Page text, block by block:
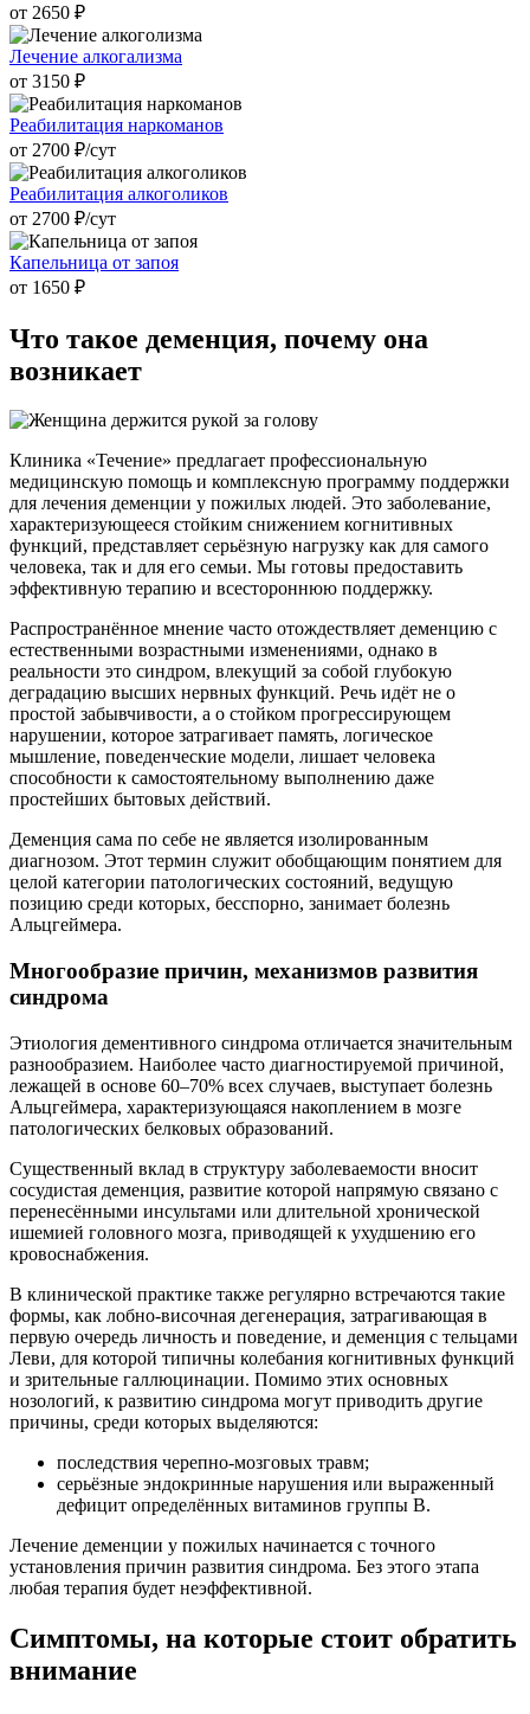
от 2650 ₽
Лечение алкогализма
от 3150 ₽
Реабилитация наркоманов
от 2700 ₽/cут
Реабилитация алкоголиков
от 2700 ₽/cут
Капельница от запоя
от 1650 ₽
Что такое деменция, почему она
возникает
Клиника «Течение» предлагает профессиональную
медицинскую помощь и комплексную программу поддержки
для лечения деменции у пожилых людей. Это заболевание,
характеризующееся стойким снижением когнитивных
функций, представляет серьёзную нагрузку как для самого
человека, так и для его семьи. Мы готовы предоставить
эффективную терапию и всестороннюю поддержку.
Распространённое мнение часто отождествляет деменцию с
естественными возрастными изменениями, однако в
реальности это синдром, влекущий за собой глубокую
деградацию высших нервных функций. Речь идёт не о
простой забывчивости, а о стойком прогрессирующем
нарушении, которое затрагивает память, логическое
мышление, поведенческие модели, лишает человека
способности к самостоятельному выполнению даже
простейших бытовых действий.
Деменция сама по себе не является изолированным
диагнозом. Этот термин служит обобщающим понятием для
целой категории патологических состояний, ведущую
позицию среди которых, бесспорно, занимает болезнь
Альцгеймера.
Многообразие причин, механизмов развития
синдрома
Этиология дементивного синдрома отличается значительным
разнообразием. Наиболее часто диагностируемой причиной,
лежащей в основе 60–70% всех случаев, выступает болезнь
Альцгеймера, характеризующаяся накоплением в мозге
патологических белковых образований.
Существенный вклад в структуру заболеваемости вносит
сосудистая деменция, развитие которой напрямую связано с
перенесёнными инсультами или длительной хронической
ишемией головного мозга, приводящей к ухудшению его
кровоснабжения.
В клинической практике также регулярно встречаются такие
формы, как лобно-височная дегенерация, затрагивающая в
первую очередь личность и поведение, и деменция с тельцами
Леви, для которой типичны колебания когнитивных функций
и зрительные галлюцинации. Помимо этих основных
нозологий, к развитию синдрома могут приводить другие
причины, среди которых выделяются:
последствия черепно-мозговых травм;
серьёзные эндокринные нарушения или выраженный
дефицит определённых витаминов группы B.
Лечение деменции у пожилых начинается с точного
установления причин развития синдрома. Без этого этапа
любая терапия будет неэффективной.
Симптомы, на которые стоит обратить
внимание